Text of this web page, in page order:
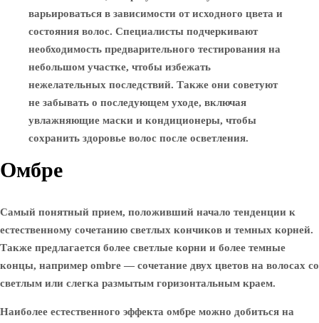
варьироваться в зависимости от исходного цвета и
состояния волос. Специалисты подчеркивают
необходимость предварительного тестирования на
небольшом участке, чтобы избежать
нежелательных последствий. Также они советуют
не забывать о последующем уходе, включая
увлажняющие маски и кондиционеры, чтобы
сохранить здоровье волос после осветления.
Омбре
Самый понятный прием, положивший начало тенденции к
естественному сочетанию светлых кончиков и темных корней.
Также предлагается более светлые корни и более темные
концы, например ombre — сочетание двух цветов на волосах со
светлым или слегка размытым горизонтальным краем.
Наиболее естественного эффекта омбре можно добиться на